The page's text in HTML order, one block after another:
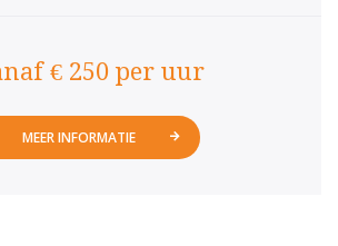
€ 250 per uur
MEER INFORMATIE